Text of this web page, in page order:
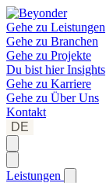
Gehe zu Leistungen
Gehe zu Branchen
Gehe zu Projekte
Du bist hierInsights
Gehe zu Karriere
Gehe zu Über Uns
Kontakt
DE
Leistungen